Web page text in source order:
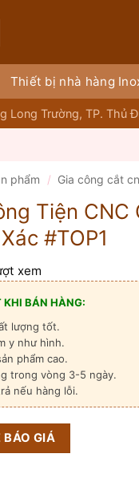
Thiết bị nhà hàng
Long Trường, TP. Thủ
phẩm / Gia công cắt
Tiện CNC
#TOP1
xem
KHI BÁN HÀNG:
lượng tốt.
y như hình.
phẩm cao.
trong vòng 3-5 ngày.
nếu hàng lỗi.
BÁO GIÁ